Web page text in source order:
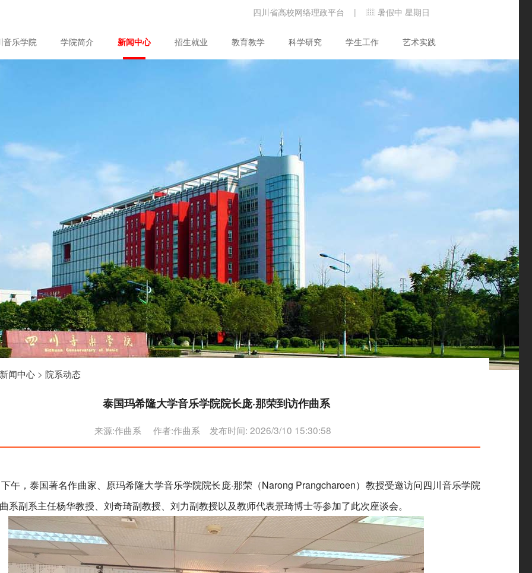
四川省高校网络理政平台 | 暑假中 星期日
音乐学院 学院简介 新闻中心 招生就业 教育教学 科学研究 学生工作 艺术实践
新闻中心 > 院系动态
泰国玛希隆大学音乐学院院长庞·那荣到访作曲系
来源:作曲系 作者:作曲系 发布时间: 2026/3/10 15:30:58
午，泰国著名作曲家、原玛希隆大学音乐学院院长庞·那荣（Narong Prangcharoen）教授受邀访问四川音乐学院
系副系主任杨华教授、刘奇琦副教授、刘力副教授以及教师代表景琦博士等参加了此次座谈会。